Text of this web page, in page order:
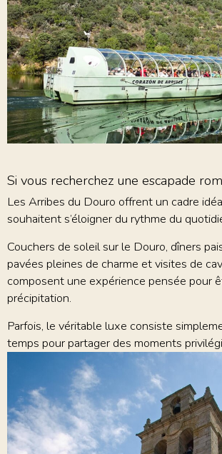
Si vous recherchez une escapade
Les Arribes du Douro offrent un cadre
souhaitent s’éloigner du rythme du
Couchers de soleil sur le Douro, dîners
pavées pleines de charme et visites de
composent une expérience pensée pour
précipitation.
Parfois, le véritable luxe consiste
temps pour partager des moments